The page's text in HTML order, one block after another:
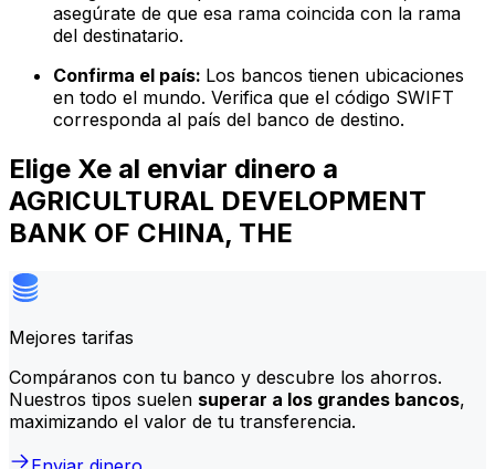
asegúrate de que esa rama coincida con la rama
del destinatario.
Confirma el país: Los bancos tienen ubicaciones
en todo el mundo. Verifica que el código SWIFT
corresponda al país del banco de destino.
Elige Xe al enviar dinero a
AGRICULTURAL DEVELOPMENT
BANK OF CHINA, THE
Mejores tarifas
Compáranos con tu banco y descubre los ahorros.
Nuestros tipos suelen superar a los grandes bancos,
maximizando el valor de tu transferencia.